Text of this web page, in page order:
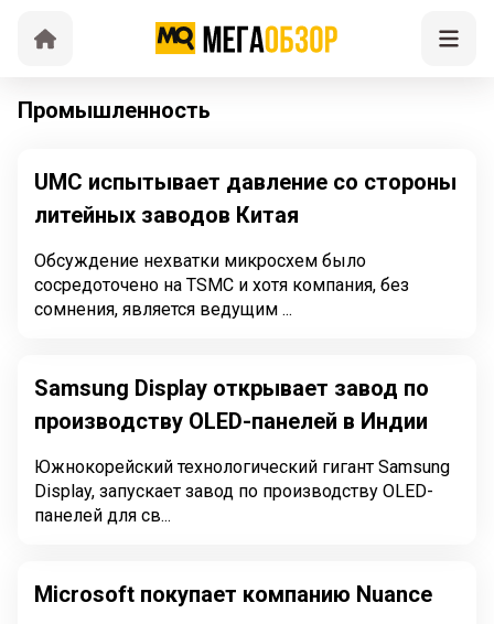
Промышленность
UMC испытывает давление со стороны
литейных заводов Китая
Обсуждение нехватки микросхем было
сосредоточено на TSMC и хотя компания, без
сомнения, является ведущим ...
Samsung Display открывает завод по
производству OLED-панелей в Индии
Южнокорейский технологический гигант Samsung
Display, запускает завод по производству OLED-
панелей для св...
Microsoft покупает компанию Nuance